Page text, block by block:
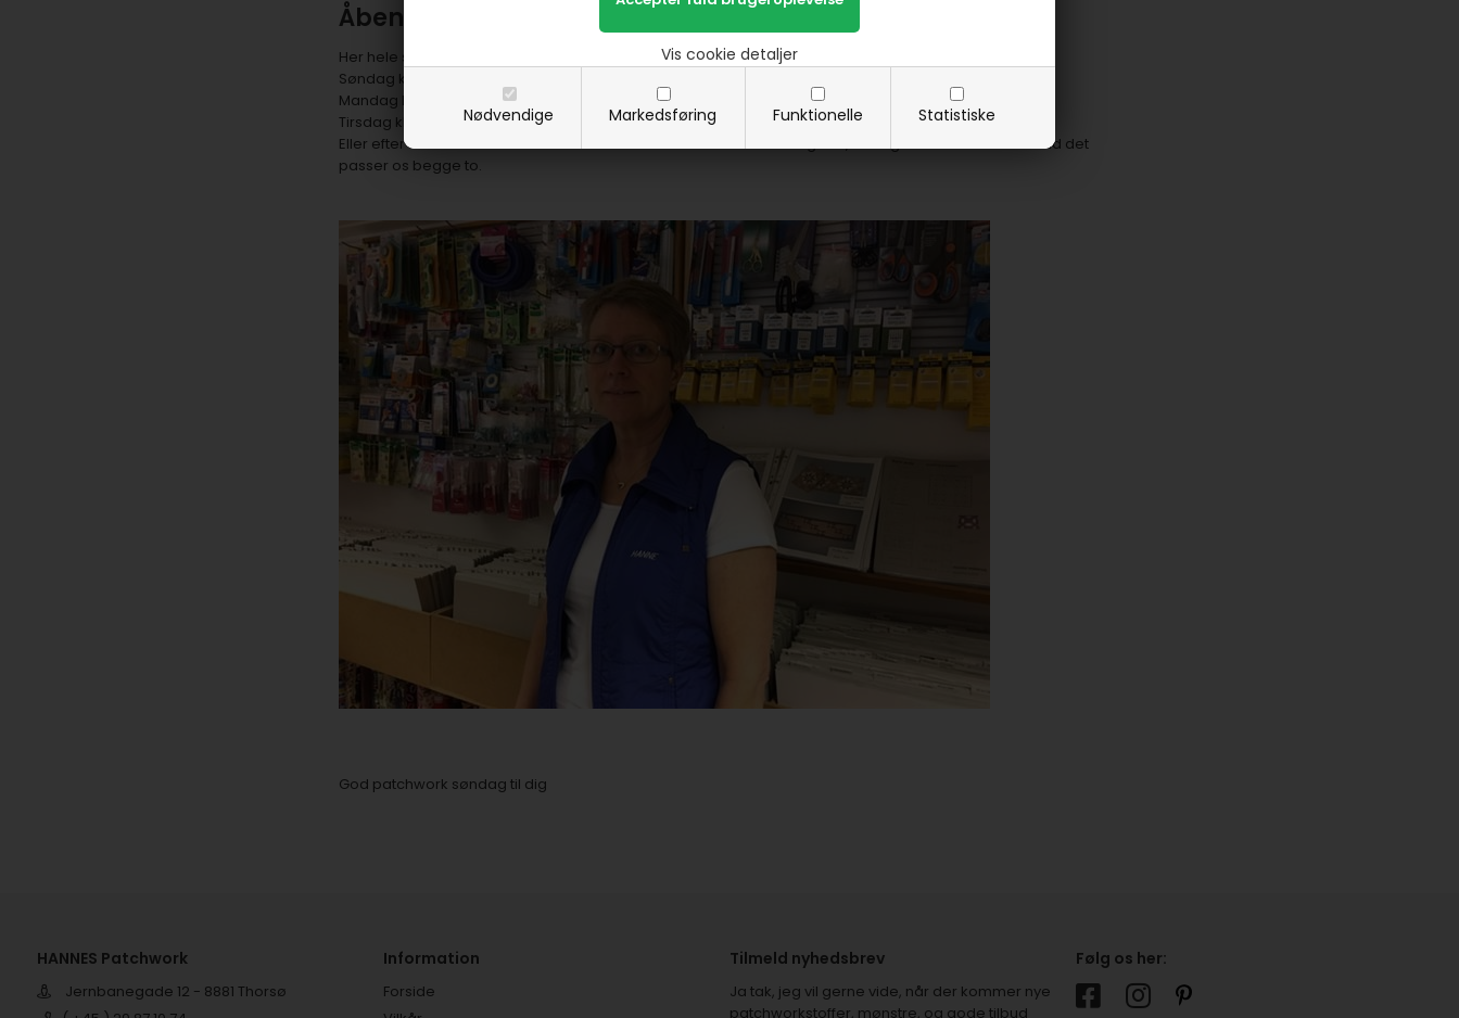
Nødvendige Markedsføring Funktionelle Statistiske
Vis cookie detaljer
Åbent
Her hele sommeren har jeg jo åbent helt som jeg plejer
Søndag kl 10-15
Mandag kl 14-17 og
Tirsdag kl 10-15.
Eller efter aftale - så kommer du forbi i din ferie eller laver en endags tur, så ring så finder vi nemt en tid det
passer os begge to.
God patchwork søndag til dig
HANNES Patchwork
Jernbanegade 12 - 8881 Thorsø
Information
Forside
Tilmeld nyhedsbrev
Ja tak, jeg vil gerne vide, når der kommer nye
patchworkstoffer, mønstre, og gode tilbud
Følg os her: